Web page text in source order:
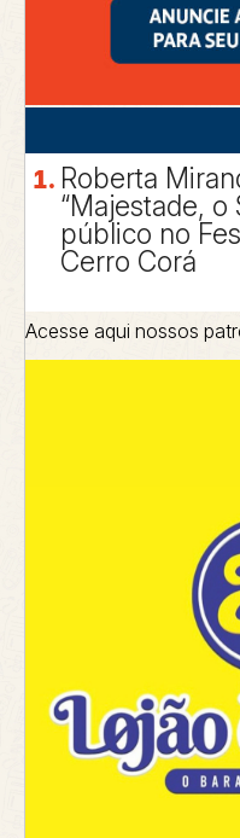
Roberta
“Majestade, o
público no
Cerro Corá
Acesse aqui nossos